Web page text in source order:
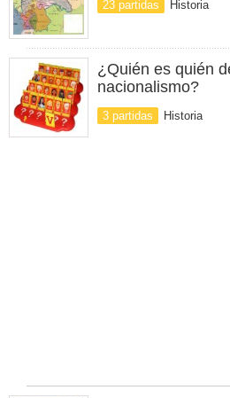
23 partidas Historia
¿Quién es quién
nacionalismo?
3 partidas Historia